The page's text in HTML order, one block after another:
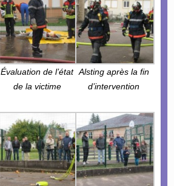
Évaluation de l’état
de la victime
Alsting après la fin
d’intervention